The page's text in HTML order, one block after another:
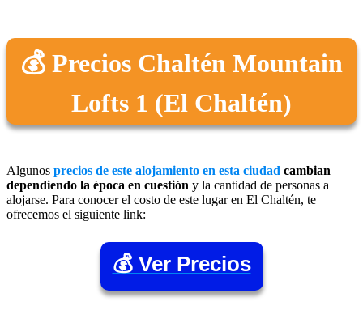
💰 Precios Chaltén Mountain
Lofts 1 (El Chaltén)
Algunos precios de este alojamiento en esta ciudad cambian
dependiendo la época en cuestión y la cantidad de personas a
alojarse. Para conocer el costo de este lugar en El Chaltén, te
ofrecemos el siguiente link:
💰 Ver Precios